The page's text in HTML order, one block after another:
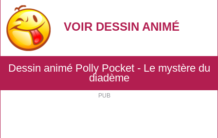
VOIR DESSIN ANIMÉ
Dessin animé Polly Pocket - Le mystère du
diadème